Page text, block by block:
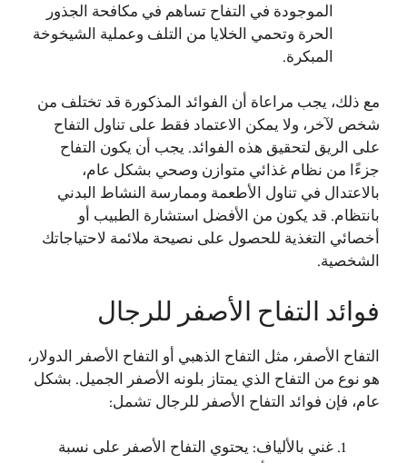
الموجودة في التفاح تساهم في مكافحة الجذور
الحرة وتحمي الخلايا من التلف وعملية الشيخوخة
المبكرة.
مع ذلك، يجب مراعاة أن الفوائد المذكورة قد تختلف من
شخص لآخر، ولا يمكن الاعتماد فقط على تناول التفاح
على الريق لتحقيق هذه الفوائد. يجب أن يكون التفاح
جزءًا من نظام غذائي متوازن وصحي بشكل عام،
بالاعتدال في تناول الأطعمة وممارسة النشاط البدني
بانتظام. قد يكون من الأفضل استشارة الطبيب أو
أخصائي التغذية للحصول على نصيحة ملائمة لاحتياجاتك
الشخصية.
فوائد التفاح الأصفر للرجال
التفاح الأصفر، مثل التفاح الذهبي أو التفاح الأصفر الدولار،
هو نوع من التفاح الذي يمتاز بلونه الأصفر الجميل. بشكل
عام، فإن فوائد التفاح الأصفر للرجال تشمل:
غني بالألياف: يحتوي التفاح الأصفر على نسبة